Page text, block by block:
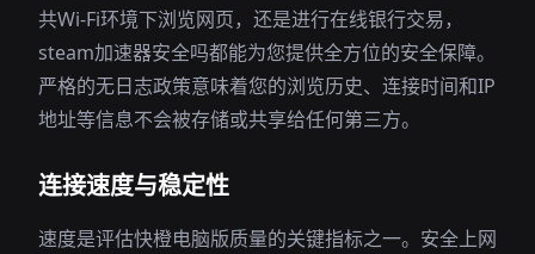
共Wi-Fi环境下浏览网页，还是进行在线银行交易，
steam加速器安全吗都能为您提供全方位的安全保障。
严格的无日志政策意味着您的浏览历史、连接时间和IP
地址等信息不会被存储或共享给任何第三方。
连接速度与稳定性
速度是评估快橙电脑版质量的关键指标之一。安全上网